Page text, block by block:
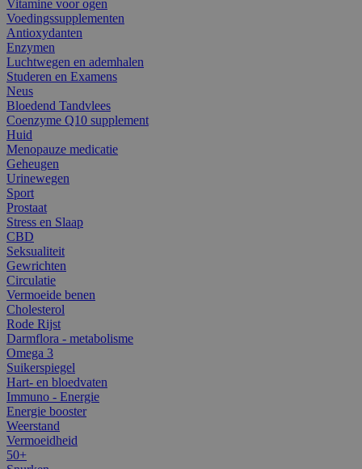
Vitamine voor ogen
Voedingssupplementen
Antioxydanten
Enzymen
Luchtwegen en ademhalen
Studeren en Examens
Neus
Bloedend Tandvlees
Coenzyme Q10 supplement
Huid
Menopauze medicatie
Geheugen
Urinewegen
Sport
Prostaat
Stress en Slaap
CBD
Seksualiteit
Gewrichten
Circulatie
Vermoeide benen
Cholesterol
Rode Rijst
Darmflora - metabolisme
Omega 3
Suikerspiegel
Hart- en bloedvaten
Immuno - Energie
Energie booster
Weerstand
Vermoeidheid
50+